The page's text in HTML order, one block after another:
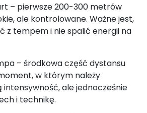
– pierwsze 200-300 metrów
ale kontrolowane. Ważne jest,
z tempem i nie spalić energii na
– środkowa część dystansu
w którym należy
ale jednocześnie
i technikę.